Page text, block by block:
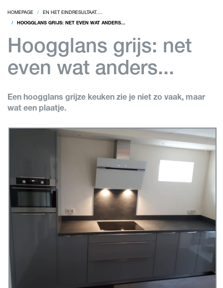
HOMEPAGE EN HET EINDRESULTAAT....
HOOGGLANS GRIJS: NET EVEN WAT ANDERS...
Hoogglans grijs: net
even wat anders...
Een hoogglans grijze keuken zie je niet zo vaak, maar
wat een plaatje.